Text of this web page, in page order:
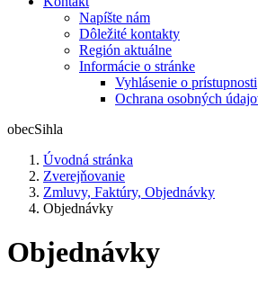
Napíšte nám
Dôležité kontakty
Región aktuálne
Informácie o stránke
Vyhlásenie o prístupnosti
Ochrana osobných
obecSihla
Úvodná stránka
Zverejňovanie
Zmluvy, Faktúry, Objednávky
Objednávky
Objednávky